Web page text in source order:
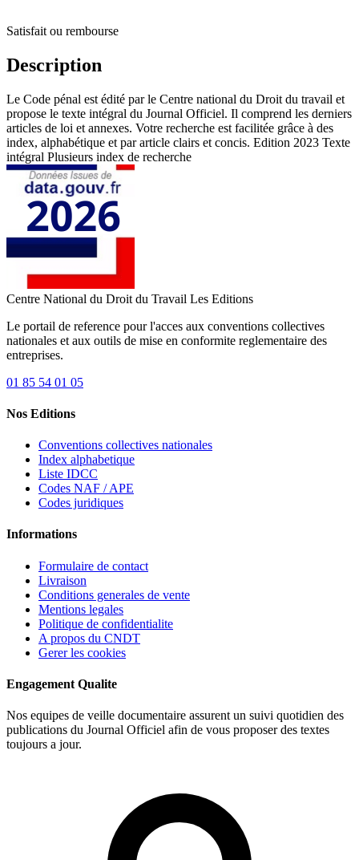
Satisfait ou rembourse
Description
Le Code pénal est édité par le Centre national du Droit du travail et
propose le texte intégral du Journal Officiel. Il comprend les derniers
articles de loi et annexes. Votre recherche est facilitée grâce à des
index, alphabétique et par article clairs et concis. Edition 2023 Texte
intégral Plusieurs index de recherche
Centre National du Droit du Travail Les Editions
Le portail de reference pour l'acces aux conventions collectives
nationales et aux outils de mise en conformite reglementaire des
entreprises.
01 85 54 01 05
Nos Editions
Conventions collectives nationales
Index alphabetique
Liste IDCC
Codes NAF / APE
Codes juridiques
Informations
Formulaire de contact
Livraison
Conditions generales de vente
Mentions legales
Politique de confidentialite
A propos du CNDT
Gerer les cookies
Engagement Qualite
Nos equipes de veille documentaire assurent un suivi quotidien des
publications du Journal Officiel afin de vous proposer des textes
toujours a jour.